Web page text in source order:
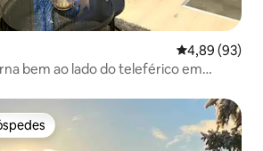
4,89 de uma
4,89 (93)
bem ao lado do teleférico em
dos hóspedes